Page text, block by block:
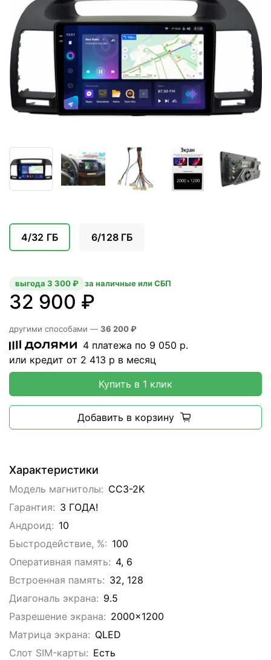
Характеристики
Модель магнитолы: CC3-2K
Гарантия: 3 ГОДА!
Андроид: 10
Быстродействие, %: 100
Оперативная память: 4, 6
Встроенная память: 32, 128
Диагональ экрана: 9.5
Разрешение экрана: 2000x1200
Матрица экрана: QLED
Слот SIM-карты: Eсть
4/32 ГБ 6/128 ГБ
32 900 ₽
выгода 3 300 ₽ за наличные или СБП
другими способами — 36 200 ₽
4 платежа по 9 050 р.
или кредит от 2 413 р в месяц
Купить в 1 клик
Добавить в корзину